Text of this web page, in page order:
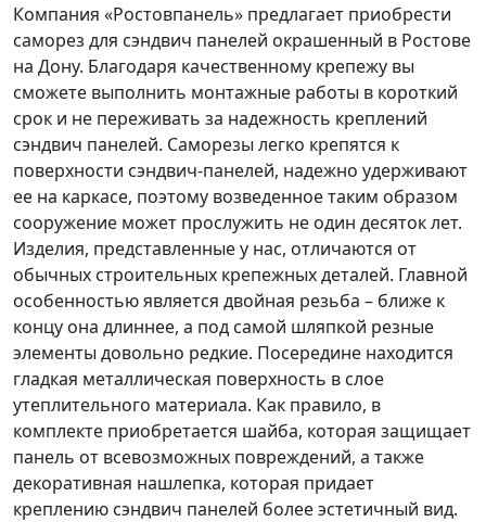
Компания «Ростовпанель» предлагает приобрести
саморез для сэндвич панелей окрашенный в Ростове
на Дону. Благодаря качественному крепежу вы
сможете выполнить монтажные работы в короткий
срок и не переживать за надежность креплений
сэндвич панелей. Саморезы легко крепятся к
поверхности сэндвич-панелей, надежно удерживают
ее на каркасе, поэтому возведенное таким образом
сооружение может прослужить не один десяток лет.
Изделия, представленные у нас, отличаются от
обычных строительных крепежных деталей. Главной
особенностью является двойная резьба – ближе к
концу она длиннее, а под самой шляпкой резные
элементы довольно редкие. Посередине находится
гладкая металлическая поверхность в слое
утеплительного материала. Как правило, в
комплекте приобретается шайба, которая защищает
панель от всевозможных повреждений, а также
декоративная нашлепка, которая придает
креплению сэндвич панелей более эстетичный вид.